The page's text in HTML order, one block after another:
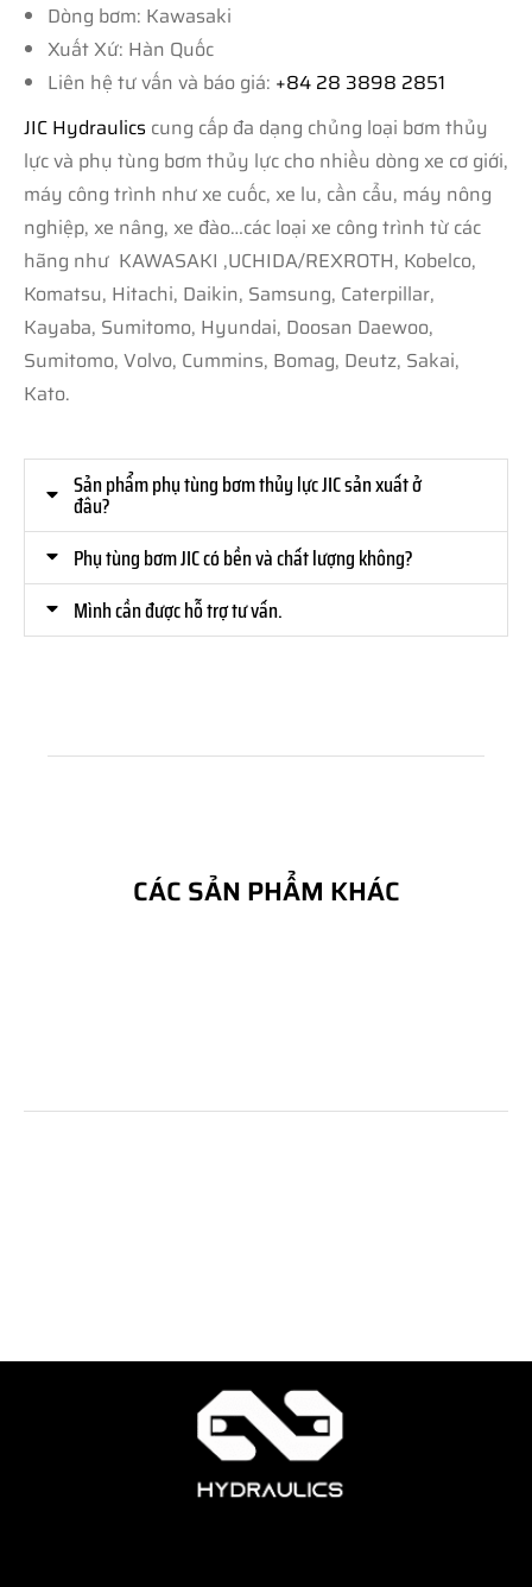
Dòng bơm: Kawasaki
Xuất Xứ: Hàn Quốc
Liên hệ tư vấn và báo giá: +84 28 3898 2851
JIC Hydraulics cung cấp đa dạng chủng loại bơm thủy
lực và phụ tùng bơm thủy lực cho nhiều dòng xe cơ giới,
máy công trình như xe cuốc, xe lu, cần cẩu, máy nông
nghiệp, xe nâng, xe đào…các loại xe công trình từ các
hãng như KAWASAKI ,UCHIDA/REXROTH, Kobelco,
Komatsu, Hitachi, Daikin, Samsung, Caterpillar,
Kayaba, Sumitomo, Hyundai, Doosan Daewoo,
Sumitomo, Volvo, Cummins, Bomag, Deutz, Sakai,
Kato.
Sản phẩm phụ tùng bơm thủy lực JIC sản xuất ở
đâu?
Phụ tùng bơm JIC có bền và chất lượng không?
Mình cần được hỗ trợ tư vấn.
CÁC SẢN PHẨM KHÁC